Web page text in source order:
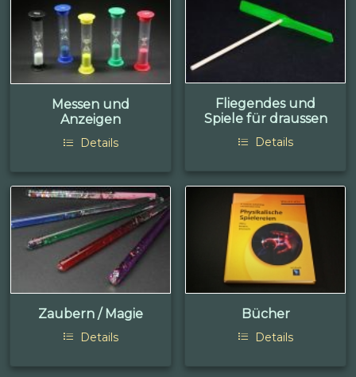
Messen und
Anzeigen
Details
Fliegendes und
Spiele für draussen
Details
Zaubern / Magie
Details
Bücher
Details